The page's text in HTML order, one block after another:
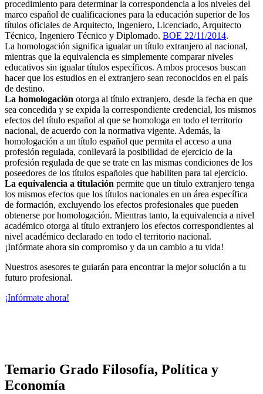
procedimiento para determinar la correspondencia a los niveles del
marco español de cualificaciones para la educación superior de los
títulos oficiales de Arquitecto, Ingeniero, Licenciado, Arquitecto
Técnico, Ingeniero Técnico y Diplomado. BOE 22/11/2014.
La homologación significa igualar un título extranjero al nacional,
mientras que la equivalencia es simplemente comparar niveles
educativos sin igualar títulos específicos. Ambos procesos buscan
hacer que los estudios en el extranjero sean reconocidos en el país
de destino.
La homologación otorga al título extranjero, desde la fecha en que
sea concedida y se expida la correspondiente credencial, los mismos
efectos del título español al que se homologa en todo el territorio
nacional, de acuerdo con la normativa vigente. Además, la
homologación a un título español que permita el acceso a una
profesión regulada, conllevará la posibilidad de ejercicio de la
profesión regulada de que se trate en las mismas condiciones de los
poseedores de los títulos españoles que habiliten para tal ejercicio.
La equivalencia a titulación permite que un título extranjero tenga
los mismos efectos que los títulos nacionales en un área específica
de formación, excluyendo los efectos profesionales que pueden
obtenerse por homologación. Mientras tanto, la equivalencia a nivel
académico otorga al título extranjero los efectos correspondientes al
nivel académico declarado en todo el territorio nacional.
¡Infórmate ahora sin compromiso y da un cambio a tu vida!
Nuestros asesores te guiarán para encontrar la mejor solución a tu
futuro profesional.
¡Infórmate ahora!
Temario Grado Filosofía, Política y
Economía